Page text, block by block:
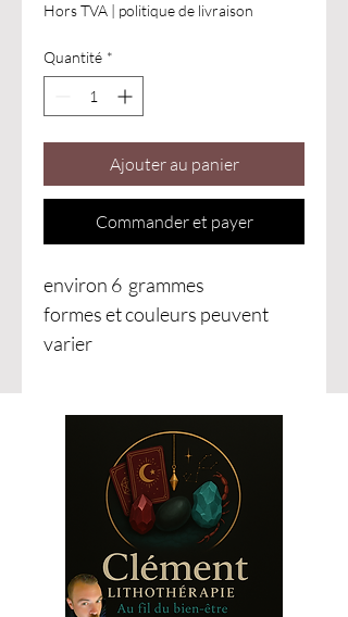
Hors TVA | politique de livraison
Quantité *
Ajouter au panier
Commander et payer
environ 6 grammes
formes et couleurs peuvent
varier